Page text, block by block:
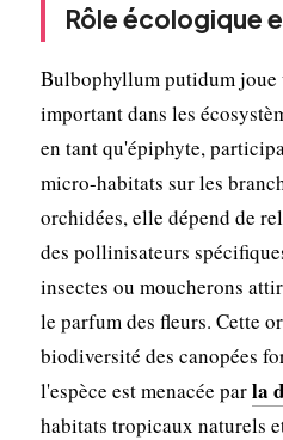
Rôle écologique
Bulbophyllum putidum
important dans les
en tant qu'épiphyte,
micro-habitats sur les
orchidées, elle dépend de
des pollinisateurs
insectes ou moucherons
le parfum des fleurs. Cette
biodiversité des canopées
l'espèce est menacée parla
habitats tropicaux naturels